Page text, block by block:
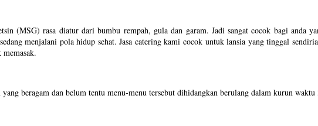
(MSG) rasa diatur dari bumbu rempah, gula dan garam. Jadi sangat cocok bagi anda
menjalani pola hidup sehat. Jasa catering kami cocok untuk lansia yang tinggal
beragam dan belum tentu menu-menu tersebut dihidangkan berulang dalam kurun waktu